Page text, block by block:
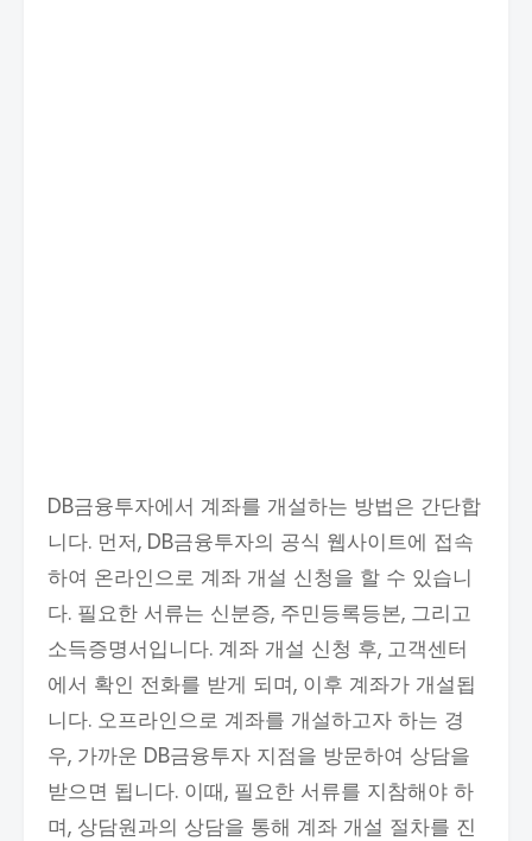
DB금융투자에서 계좌를 개설하는 방법은 간단합
니다. 먼저, DB금융투자의 공식 웹사이트에 접속
하여 온라인으로 계좌 개설 신청을 할 수 있습니
다. 필요한 서류는 신분증, 주민등록등본, 그리고
소득증명서입니다. 계좌 개설 신청 후, 고객센터
에서 확인 전화를 받게 되며, 이후 계좌가 개설됩
니다. 오프라인으로 계좌를 개설하고자 하는 경
우, 가까운 DB금융투자 지점을 방문하여 상담을
받으면 됩니다. 이때, 필요한 서류를 지참해야 하
며, 상담원과의 상담을 통해 계좌 개설 절차를 진